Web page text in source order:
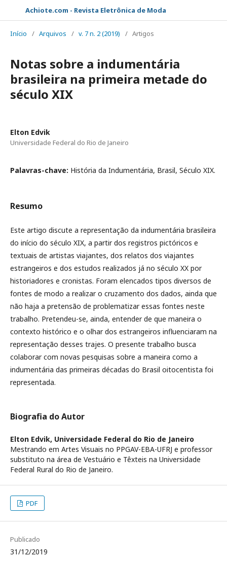
Achiote.com - Revista Eletrônica de Moda
Início / Arquivos / v. 7 n. 2 (2019) / Artigos
Notas sobre a indumentária
brasileira na primeira metade do
século XIX
Elton Edvik
Universidade Federal do Rio de Janeiro
Palavras-chave: História da Indumentária, Brasil, Século XIX.
Resumo
Este artigo discute a representação da indumentária brasileira
do início do século XIX, a partir dos registros pictóricos e
textuais de artistas viajantes, dos relatos dos viajantes
estrangeiros e dos estudos realizados já no século XX por
historiadores e cronistas. Foram elencados tipos diversos de
fontes de modo a realizar o cruzamento dos dados, ainda que
não haja a pretensão de problematizar essas fontes neste
trabalho. Pretendeu-se, ainda, entender de que maneira o
contexto histórico e o olhar dos estrangeiros influenciaram na
representação desses trajes. O presente trabalho busca
colaborar com novas pesquisas sobre a maneira como a
indumentária das primeiras décadas do Brasil oitocentista foi
representada.
Biografia do Autor
Elton Edvik, Universidade Federal do Rio de Janeiro
Mestrando em Artes Visuais no PPGAV-EBA-UFRJ e professor
substituto na área de Vestuário e Têxteis na Universidade
Federal Rural do Rio de Janeiro.
PDF
Publicado
31/12/2019